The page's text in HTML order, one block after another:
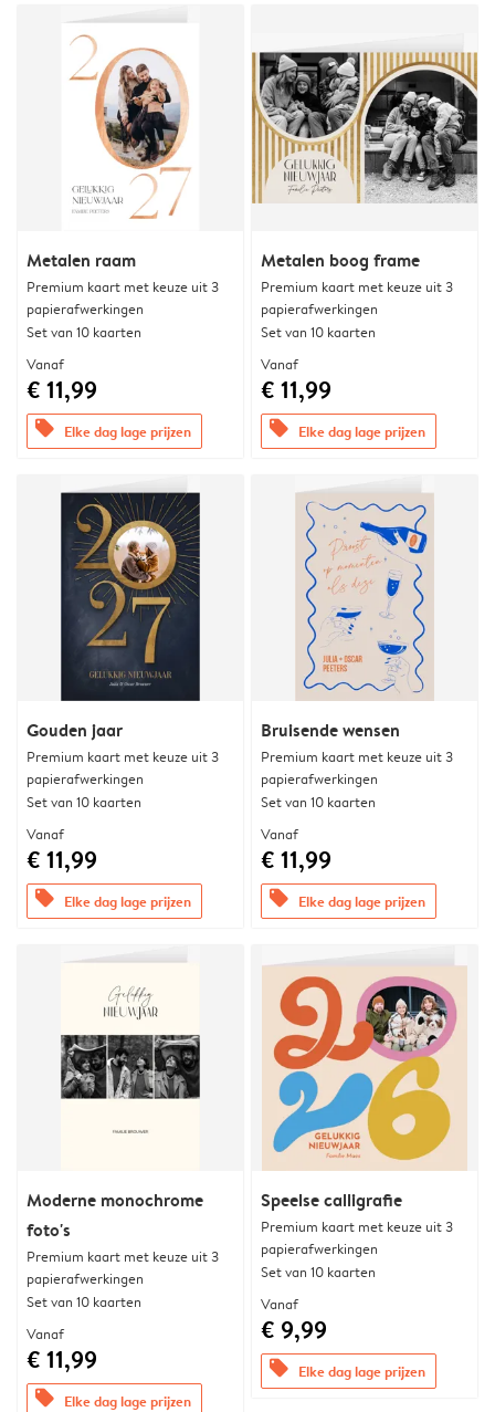
Metalen raam
Premium kaart met keuze uit 3
papierafwerkingen
Set van 10 kaarten
Vanaf
€ 11,99
offers Elke dag lage prijzen
Metalen boog frame
Premium kaart met keuze uit 3
papierafwerkingen
Set van 10 kaarten
Vanaf
€ 11,99
offers Elke dag lage prijzen
Gouden jaar
Premium kaart met keuze uit 3
papierafwerkingen
Set van 10 kaarten
Vanaf
€ 11,99
offers Elke dag lage prijzen
Bruisende wensen
Premium kaart met keuze uit 3
papierafwerkingen
Set van 10 kaarten
Vanaf
€ 11,99
offers Elke dag lage prijzen
Moderne monochrome
foto's
Premium kaart met keuze uit 3
papierafwerkingen
Set van 10 kaarten
Vanaf
€ 11,99
offers Elke dag lage prijzen
Speelse calligrafie
Premium kaart met keuze uit 3
papierafwerkingen
Set van 10 kaarten
Vanaf
€ 9,99
offers Elke dag lage prijzen